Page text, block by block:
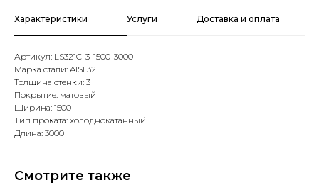
Характеристики Услуги Доставка и оплата
Артикул: LS321C-3-1500-3000
Марка стали: AISI 321
Толщина стенки: 3
Покрытие: матовый
Ширина: 1500
Тип проката: холоднокатанный
Длина: 3000
Смотрите также